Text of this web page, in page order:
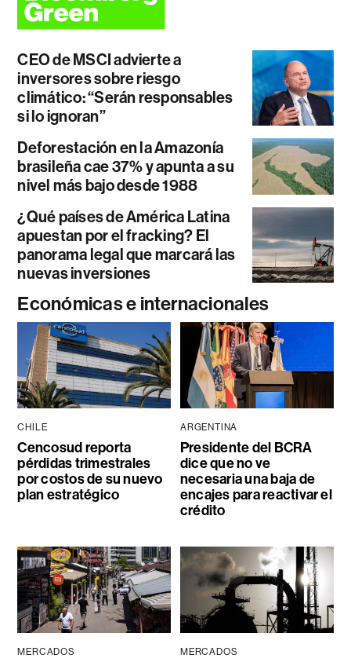
CEO de MSCI advierte a
inversores sobre riesgo
climático: “Serán responsables
si lo ignoran”
Deforestación en la Amazonía
brasileña cae 37% y apunta a su
nivel más bajo desde 1988
¿Qué países de América Latina
apuestan por el fracking? El
panorama legal que marcará las
nuevas inversiones
Económicas e internacionales
CHILE
Cencosud reporta
pérdidas trimestrales
por costos de su nuevo
plan estratégico
ARGENTINA
Presidente del BCRA
dice que no ve
necesaria una baja de
encajes para reactivar el
crédito
MERCADOS MERCADOS